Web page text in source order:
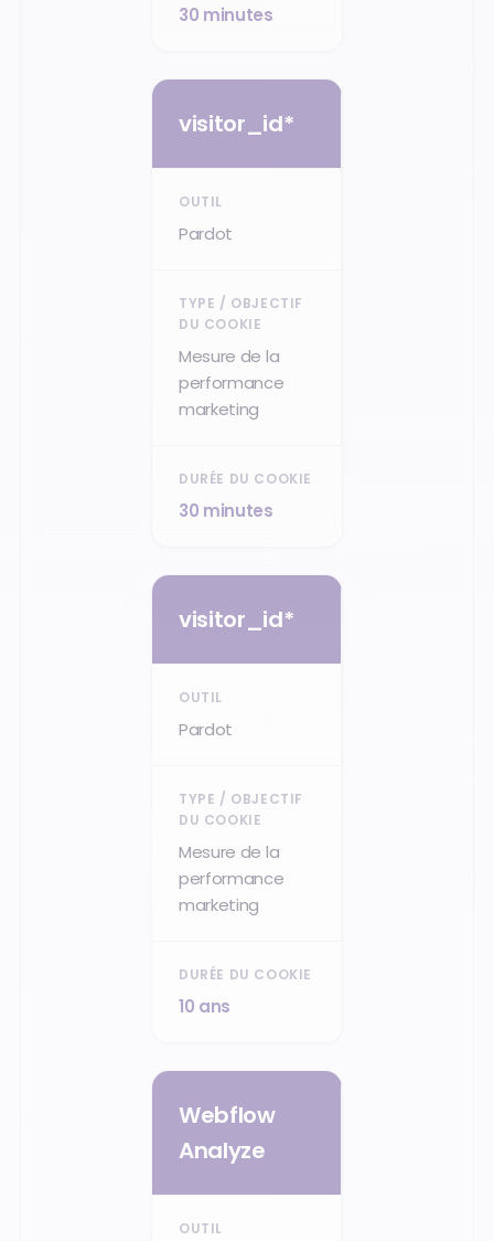
30 minutes
visitor_id*
Pardot
Mesure de la
performance
marketing
30 minutes
visitor_id*
Pardot
Mesure de la
performance
marketing
10 ans
Webflow
Analyze